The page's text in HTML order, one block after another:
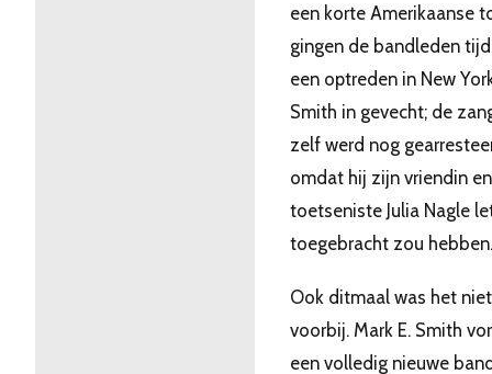
een korte Amerikaanse
gingen de bandleden
een optreden in New
Smith in gevecht; de
zelf werd nog
omdat hij zijn vriendin
toetseniste Julia Nagle
toegebracht zou hebben.
Ook ditmaal was het niet
voorbij. Mark E. Smith
een volledig nieuwe